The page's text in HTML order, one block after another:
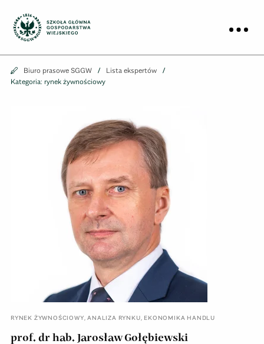
Biuro prasowe
Biuro prasowe
Biuro prasowe SGGW
Lista ekspertów
Kategoria: rynek żywnościowy
RYNEK ŻYWNOŚCIOWY ,ANALIZA RYNKU EKONOMIKA HANDLU
prof. dr hab. Jarosław Gołębiewski